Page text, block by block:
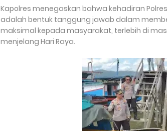
Kapolres menegaskan bahwa kehadiran
adalah bentuk tanggung jawab dalam
maksimal kepada masyarakat, terlebih di
menjelang Hari Raya.